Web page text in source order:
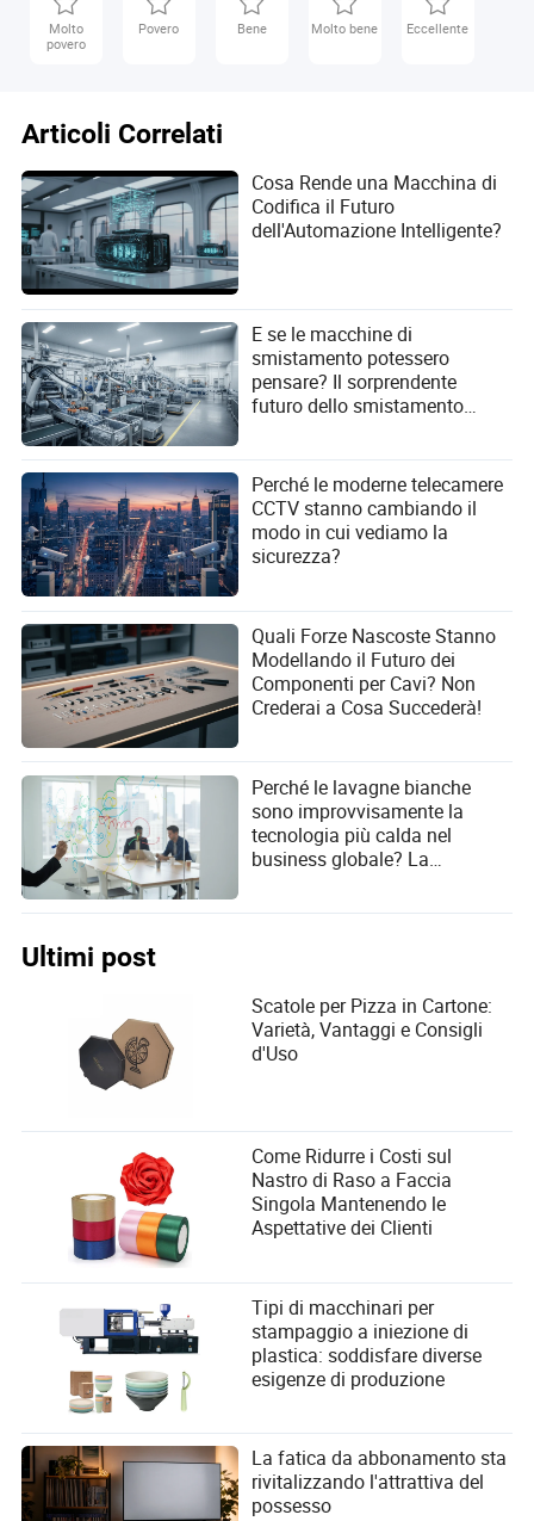
Molto
povero
Povero Bene Molto bene Eccellente
Articoli Correlati
Cosa Rende una Macchina di
Codifica il Futuro
dell'Automazione Intelligente?
E se le macchine di
smistamento potessero
pensare? Il sorprendente
futuro dello smistamento
Perché le moderne telecamere
CCTV stanno cambiando il
modo in cui vediamo la
sicurezza?
Quali Forze Nascoste Stanno
Modellando il Futuro dei
Componenti per Cavi? Non
Crederai a Cosa Succederà!
Perché le lavagne bianche
sono improvvisamente la
tecnologia più calda nel
business globale? La
Ultimi post
Scatole per Pizza in Cartone:
Varietà, Vantaggi e Consigli
d'Uso
Come Ridurre i Costi sul
Nastro di Raso a Faccia
Singola Mantenendo le
Aspettative dei Clienti
Tipi di macchinari per
stampaggio a iniezione di
plastica: soddisfare diverse
esigenze di produzione
La fatica da abbonamento sta
rivitalizzando l'attrattiva del
possesso